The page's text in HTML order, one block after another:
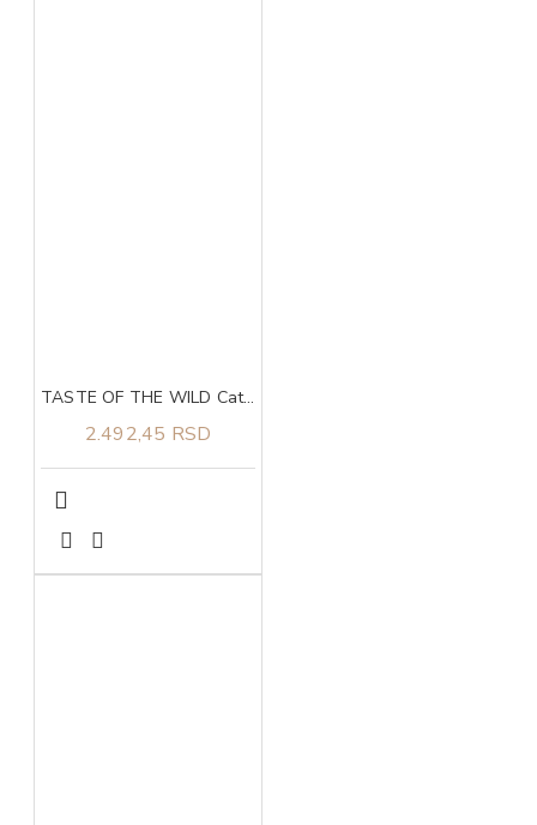
TASTE OF THE WILD Cat - Canyon River Feline 2kg
2.492,45 RSD